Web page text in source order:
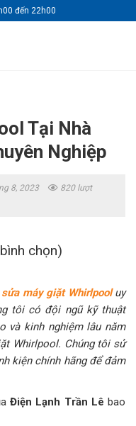
đến 22h00
Tại Nhà
Nghiệp
8, 2023
820 lượt
chọn)
sửa máy giặt Whirlpooluy
tôi có đội ngũ kỹ thuật
và kinh nghiệm lâu năm
Whirlpool. Chúng tôi sử
kiện chính hãng để đảm
Điện Lạnh Trần Lê bao